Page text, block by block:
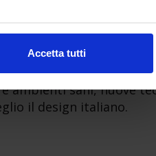
Accetta tutti
che offrono un
Vorrebbero
ambienti sani, nuove
il design italiano.